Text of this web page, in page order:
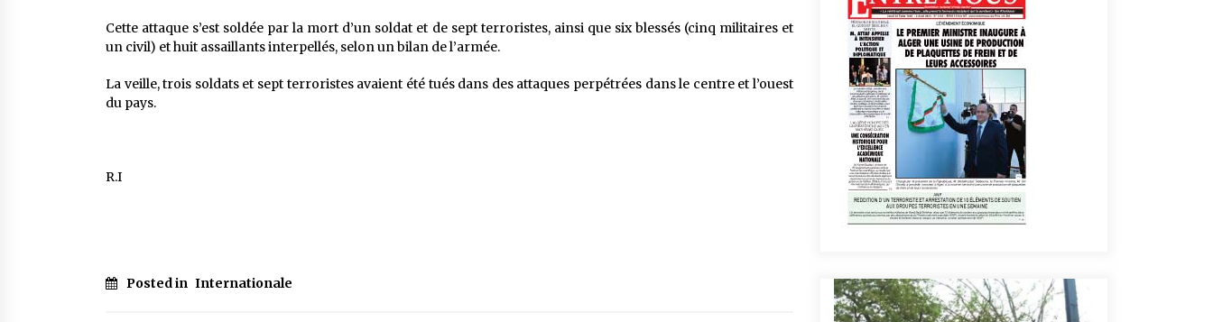
Cette attaque s’est soldée par la mort d’un soldat et de sept terroristes, ainsi que six blessés (cinq militaires et
un civil) et huit assaillants interpellés, selon un bilan de l’armée.
La veille, trois soldats et sept terroristes avaient été tués dans des attaques perpétrées dans le centre et l’ouest
du pays.
R.I
Posted in Internationale